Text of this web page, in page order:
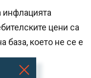
инфлацията
цени са
база, което не се е